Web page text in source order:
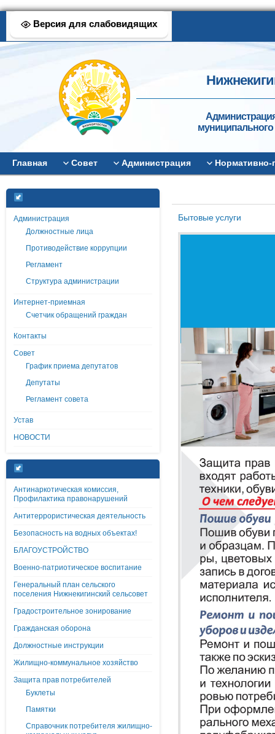
Версия для слабовидящих
муниципального
Главная Совет Администрация
Администрация
Должностные лица
Противодействие коррупции
Регламент
Структура администрации
Интернет-приемная
Счетчик обращений граждан
Контакты
Совет
График приема депутатов
Депутаты
Регламент совета
Устав
НОВОСТИ
Антинаркотическая комиссия,
Профилактика правонарушений
Антитеррористическая деятельность
Безопасность на водных объектах!
БЛАГОУСТРОЙСТВО
Военно-патриотическое воспитание
Генеральный план сельского
поселения Нижнекигинский сельсовет
Градостроительное зонирование
Гражданская оборона
Должностные инструкции
Жилищно-коммунальное хозяйство
Защита прав потребителей
Буклеты
Памятки
Справочник потребителя жилищно-
Бытовые услуги